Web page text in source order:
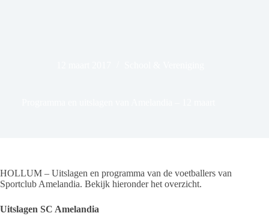
HOLLUM – Uitslagen en programma van de voetballers van
Sportclub Amelandia. Bekijk hieronder het overzicht.
Uitslagen SC Amelandia